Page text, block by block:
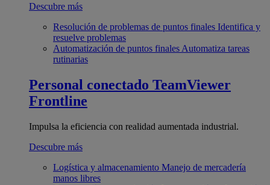
Descubre más
Resolución de problemas de puntos finales Identifica y
resuelve problemas
Automatización de puntos finales Automatiza tareas
rutinarias
Personal conectado TeamViewer
Frontline
Impulsa la eficiencia con realidad aumentada industrial.
Descubre más
Logística y almacenamiento Manejo de mercadería
manos libres